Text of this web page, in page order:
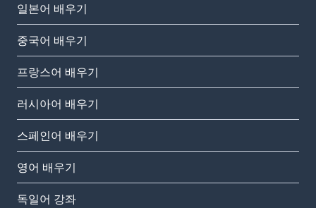
일본어 배우기
중국어 배우기
프랑스어 배우기
러시아어 배우기
스페인어 배우기
영어 배우기
독일어 강좌